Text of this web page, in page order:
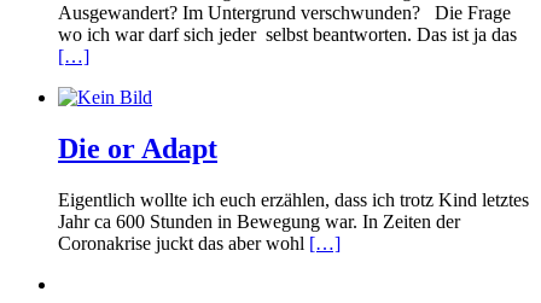
Ausgewandert? Im Untergrund verschwunden? Die Frage
wo ich war darf sich jeder selbst beantworten. Das ist ja das
[…]
Die or Adapt
Eigentlich wollte ich euch erzählen, dass ich trotz Kind letztes
Jahr ca 600 Stunden in Bewegung war. In Zeiten der
Coronakrise juckt das aber wohl […]